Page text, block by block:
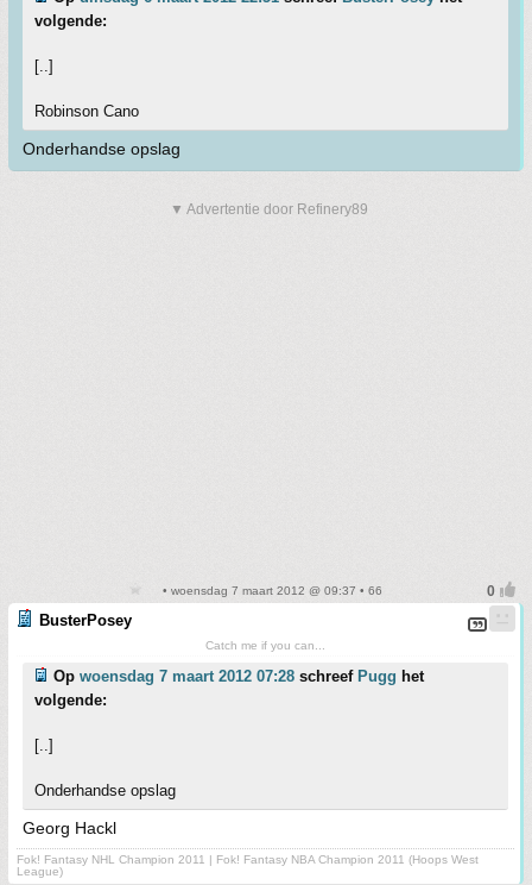
volgende:
[..]
Robinson Cano
Onderhandse opslag
▼ Advertentie door Refinery89
• woensdag 7 maart 2012 @ 09:37 • 66
BusterPosey
Catch me if you can...
Op woensdag 7 maart 2012 07:28 schreef Pugg het
volgende:
[..]
Onderhandse opslag
Georg Hackl
Fok! Fantasy NHL Champion 2011 | Fok! Fantasy NBA Champion 2011 (Hoops West
League)